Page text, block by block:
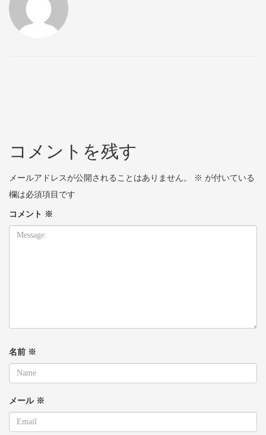
コメントを残す
メールアドレスが公開されることはありません。 ※ が付いている
欄は必須項目です
コメント ※
名前 ※
メール ※